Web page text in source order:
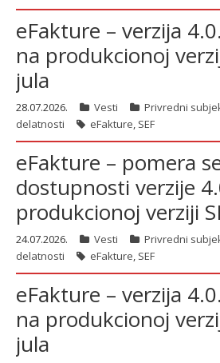
eFakture – verzija
na produkcionoj
jula
28.07.2026. Vesti
Privredni
delatnosti
eFakture, SEF
eFakture – pomera
dostupnosti verzije
produkcionoj verziji
24.07.2026. Vesti
Privredni
delatnosti
eFakture, SEF
eFakture – verzija
na produkcionoj
jula